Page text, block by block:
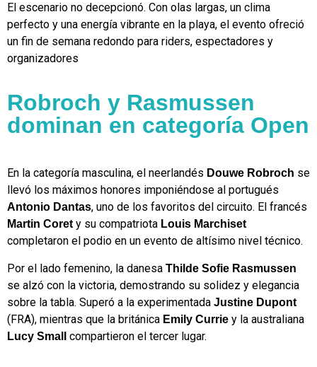
El escenario no decepcionó. Con olas largas, un clima
perfecto y una energía vibrante en la playa, el evento ofreció
un fin de semana redondo para riders, espectadores y
organizadores
Robroch y Rasmussen
dominan en categoría Open
En la categoría masculina, el neerlandés Douwe Robroch se
llevó los máximos honores imponiéndose al portugués
Antonio Dantas, uno de los favoritos del circuito. El francés
Martin Corety su compatriota Louis Marchiset
completaron el podio en un evento de altísimo nivel técnico.
Por el lado femenino, la danesa Thilde Sofie Rasmussen
se alzó con la victoria, demostrando su solidez y elegancia
sobre la tabla. Superó a la experimentada Justine Dupont
(FRA), mientras que la británica Emily Currie y la australiana
Lucy Small compartieron el tercer lugar.